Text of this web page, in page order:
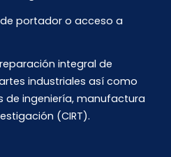
portador o acceso a
integral de
industriales así como
de ingeniería, manufactura
(CIRT).